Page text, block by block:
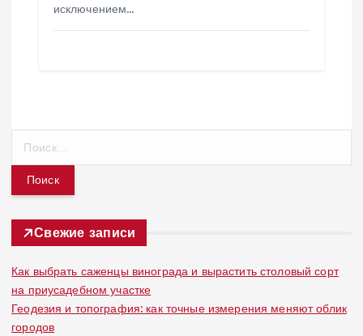
исключением…
т
Свежие записи
Как выбрать саженцы винограда и вырастить столовый сорт
на приусадебном участке
Геодезия и топография: как точные измерения меняют облик
городов